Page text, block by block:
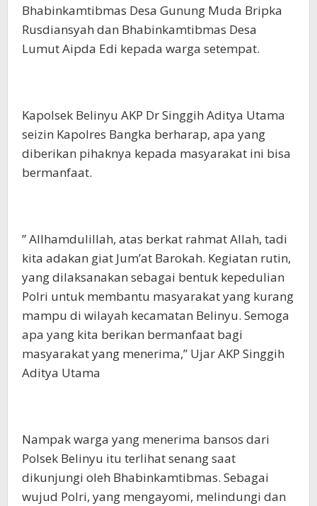
Bhabinkamtibmas Desa Gunung Muda Bripka
Rusdiansyah dan Bhabinkamtibmas Desa
Lumut Aipda Edi kepada warga setempat.
Kapolsek Belinyu AKP Dr Singgih Aditya Utama
seizin Kapolres Bangka berharap, apa yang
diberikan pihaknya kepada masyarakat ini bisa
bermanfaat.
” Allhamdulillah, atas berkat rahmat Allah, tadi
kita adakan giat Jum’at Barokah. Kegiatan rutin,
yang dilaksanakan sebagai bentuk kepedulian
Polri untuk membantu masyarakat yang kurang
mampu di wilayah kecamatan Belinyu. Semoga
apa yang kita berikan bermanfaat bagi
masyarakat yang menerima,” Ujar AKP Singgih
Aditya Utama
Nampak warga yang menerima bansos dari
Polsek Belinyu itu terlihat senang saat
dikunjungi oleh Bhabinkamtibmas. Sebagai
wujud Polri, yang mengayomi, melindungi dan